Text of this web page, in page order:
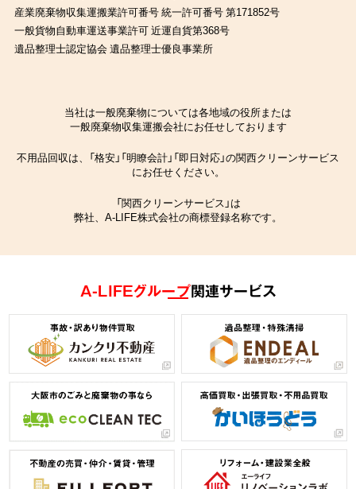
産業廃棄物収集運搬業許可番号 統一許可番号 第171852号
一般貨物自動車運送事業許可 近運自貨第368号
遺品整理士認定協会 遺品整理士優良事業所
当社は一般廃棄物については各地域の役所または
一般廃棄物収集運搬会社にお任せしております
不用品回収は、「格安」「明瞭会計」「即日対応」の関西クリーンサービス
にお任せください。
「関西クリーンサービス」は
弊社、A-LIFE株式会社の商標登録名称です。
A-LIFEグループ関連サービス